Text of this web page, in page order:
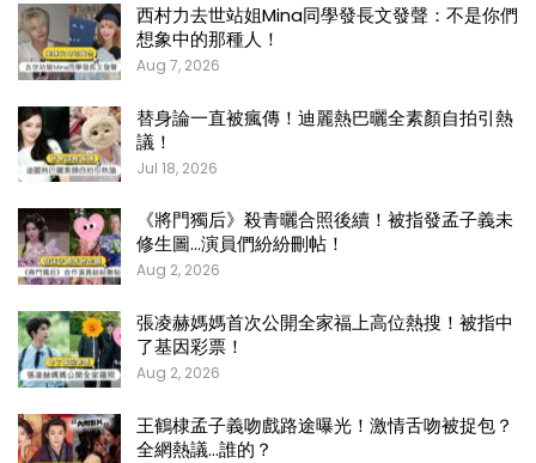
西村力去世站姐Mina同學發長文發聲：不是你們
想象中的那種人！
Aug 7, 2026
替身論一直被瘋傳！迪麗熱巴曬全素顏自拍引熱
議！
Jul 18, 2026
《將門獨后》殺青曬合照後續！被指發孟子義未
修生圖…演員們紛紛刪帖！
Aug 2, 2026
張凌赫媽媽首次公開全家福上高位熱搜！被指中
了基因彩票！
Aug 2, 2026
王鶴棣孟子義吻戲路途曝光！激情舌吻被捉包？
全網熱議…誰的？